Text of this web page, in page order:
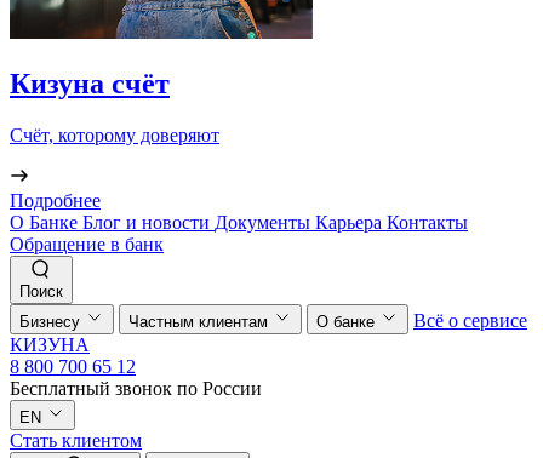
Кизуна счёт
Счёт, которому доверяют
Подробнее
О Банке Блог и новости Документы Карьера Контакты
Обращение в банк
Поиск
Бизнесу
Частным клиентам О банке
Всё о сервисе
КИЗУНА
8 800 700 65 12
Бесплатный звонок по России
EN
Стать клиентом